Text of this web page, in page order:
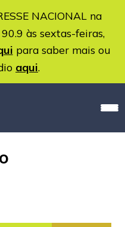
NACIONAL na
às sextas-feiras,
para saber mais ou
aqui.